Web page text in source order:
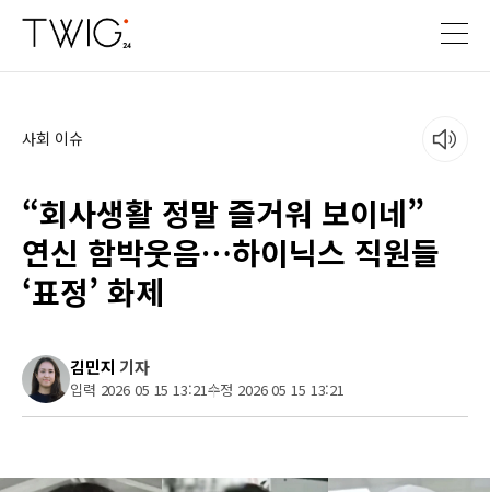
사회 이슈
“회사생활 정말 즐거워 보이네”
연신 함박웃음…하이닉스 직원들
‘표정’ 화제
김민지 기자
입력 2026 05 15 13:21수정 2026 05 15 13:21